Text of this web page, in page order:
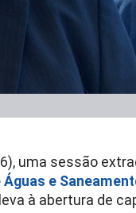
uma sessão
e
à abertura de